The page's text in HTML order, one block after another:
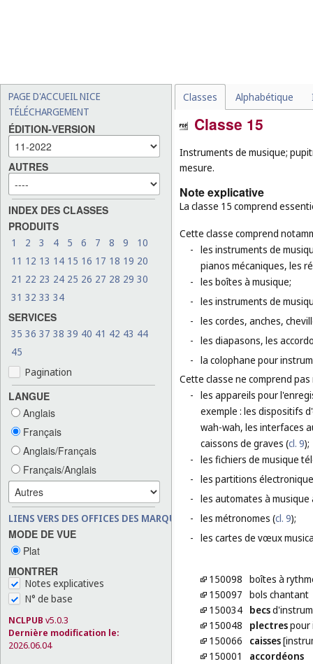
PAGE D'ACCUEIL NICE
TÉLÉCHARGEMENT
ÉDITION-VERSION
AUTRES
INDEX DES CLASSES
PRODUITS
1 2 3 4 5 6 7 8 9
10
11 12 13 14 15 16 17 18 19 20
21 22 23 24 25 26 27 28 29 30
31 32 33 34
SERVICES
35 36 37 38 39 40 41 42 43 44
45
Pagination
LANGUE
Anglais
Français
Anglais/Français
Français/Anglais
LIENS VERS DES OFFICES DES MARQUES
MODE DE VUE
Plat
MONTRER
Notes explicatives
N° de base
NCLPUB v5.0.3
Dernière modification le:
2026.06.04
Classes Alphabétique
Classe 15
Instruments de musique;
mesure.
Note explicative
La classe 15 comprend
Cette classe comprend
- les instruments de
pianos mécaniques, les
- les boîtes à musique;
- les instruments de
- les cordes, anches,
- les diapasons, les
- la colophane pour
Cette classe ne comprend
- les appareils pour
exemple : les dispositifs
wah-wah, les interfaces
caissons de graves (cl. 9);
- les fichiers de musique
- les partitions
- les automates à musique
- les métronomes (cl. 9);
- les cartes de vœux
150098 boîtes à
150097 bols chantant
150034 becs
150048
plectrespour
150066
caisses
150001
accordéons